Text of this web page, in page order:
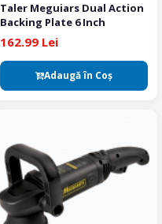
Taler Meguiars Dual Action
Backing Plate 6 Inch
162.99 Lei
Adaugă în Coş